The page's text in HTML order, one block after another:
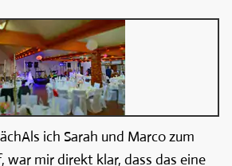
ich Sarah und Marco zum
war mir direkt klar, dass das eine